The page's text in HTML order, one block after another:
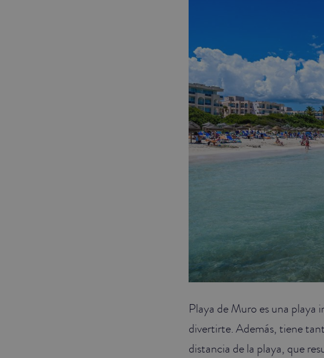
Playa de Muro es una playa
divertirte. Además, tiene
distancia de la playa, que